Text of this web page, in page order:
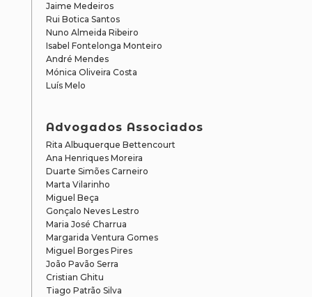
Jaime Medeiros
Rui Botica Santos
Nuno Almeida Ribeiro
Isabel Fontelonga Monteiro
André Mendes
Mónica Oliveira Costa
Luís Melo
Advogados Associados
Rita Albuquerque Bettencourt
Ana Henriques Moreira
Duarte Simões Carneiro
Marta Vilarinho
Miguel Beça
Gonçalo Neves Lestro
Maria José Charrua
Margarida Ventura Gomes
Miguel Borges Pires
João Pavão Serra
Cristian Ghitu
Tiago Patrão Silva